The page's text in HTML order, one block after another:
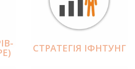
СТРАТЕГІЯ ІФНТУНГ